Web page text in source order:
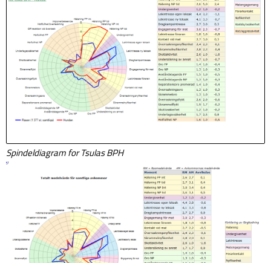
Spindeldiagram for Tsulas BPH